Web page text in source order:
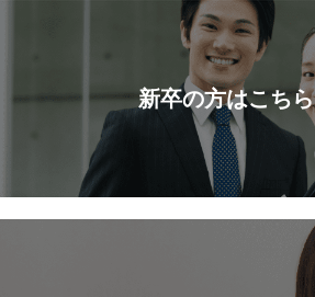
新卒の方はこちら